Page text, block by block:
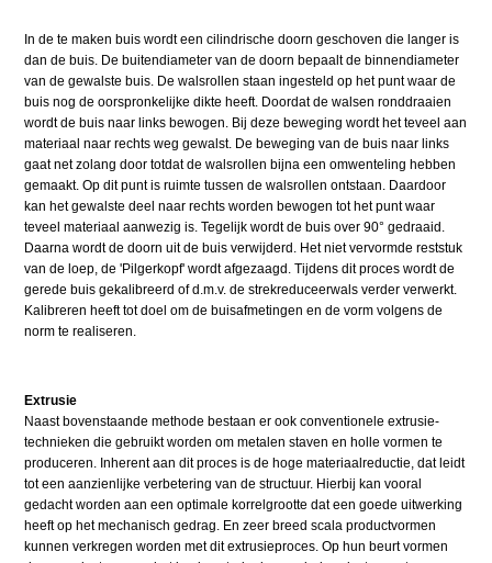
In de te maken buis wordt een cilindrische doorn geschoven die langer is
dan de buis. De buitendiameter van de doorn bepaalt de binnendiameter
van de gewalste buis. De walsrollen staan ingesteld op het punt waar de
buis nog de oorspronkelijke dikte heeft. Doordat de walsen ronddraaien
wordt de buis naar links bewogen. Bij deze beweging wordt het teveel aan
materiaal naar rechts weg gewalst. De beweging van de buis naar links
gaat net zolang door totdat de walsrollen bijna een omwenteling hebben
gemaakt. Op dit punt is ruimte tussen de walsrollen ontstaan. Daardoor
kan het gewalste deel naar rechts worden bewogen tot het punt waar
teveel materiaal aanwezig is. Tegelijk wordt de buis over 90° gedraaid.
Daarna wordt de doorn uit de buis verwijderd. Het niet vervormde reststuk
van de loep, de 'Pilgerkopf' wordt afgezaagd. Tijdens dit proces wordt de
gerede buis gekalibreerd of d.m.v. de strekreduceerwals verder verwerkt.
Kalibreren heeft tot doel om de buisafmetingen en de vorm volgens de
norm te realiseren.
Extrusie
Naast bovenstaande methode bestaan er ook conventionele extrusie-
technieken die gebruikt worden om metalen staven en holle vormen te
produceren. Inherent aan dit proces is de hoge materiaalreductie, dat leidt
tot een aanzienlijke verbetering van de structuur. Hierbij kan vooral
gedacht worden aan een optimale korrelgrootte dat een goede uitwerking
heeft op het mechanisch gedrag. En zeer breed scala productvormen
kunnen verkregen worden met dit extrusieproces. Op hun beurt vormen